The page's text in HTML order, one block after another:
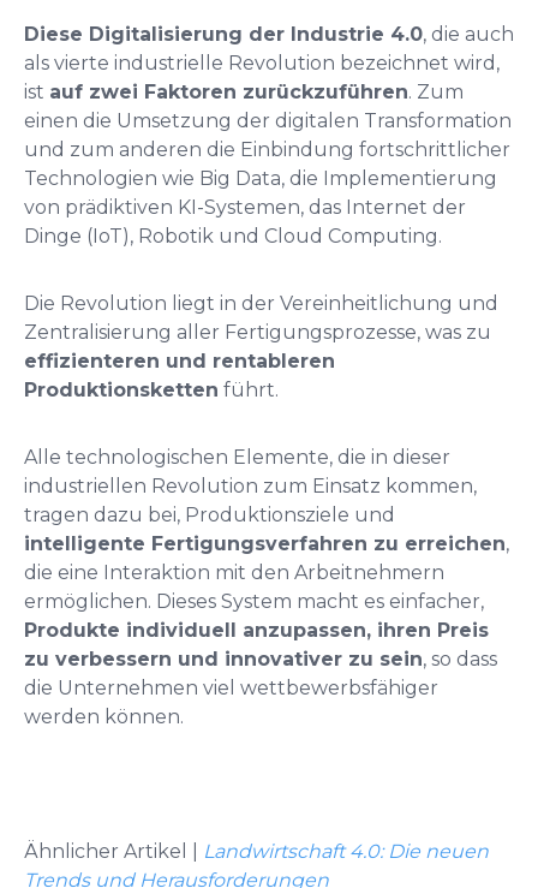
Diese Digitalisierung der Industrie 4.0, die auch
als vierte industrielle Revolution bezeichnet wird,
ist auf zwei Faktoren zurückzuführen. Zum
einen die Umsetzung der digitalen Transformation
und zum anderen die Einbindung fortschrittlicher
Technologien wie Big Data, die Implementierung
von prädiktiven KI-Systemen, das Internet der
Dinge (IoT), Robotik und Cloud Computing.
Die Revolution liegt in der Vereinheitlichung und
Zentralisierung aller Fertigungsprozesse, was zu
effizienteren und rentableren
Produktionsketten führt.
Alle technologischen Elemente, die in dieser
industriellen Revolution zum Einsatz kommen,
tragen dazu bei, Produktionsziele und
intelligente Fertigungsverfahren zu erreichen,
die eine Interaktion mit den Arbeitnehmern
ermöglichen. Dieses System macht es einfacher,
Produkte individuell anzupassen, ihren Preis
zu verbessern und innovativer zu sein, so dass
die Unternehmen viel wettbewerbsfähiger
werden können.
Ähnlicher Artikel |
Landwirtschaft 4.0: Die neuen
Trends und Herausforderungen